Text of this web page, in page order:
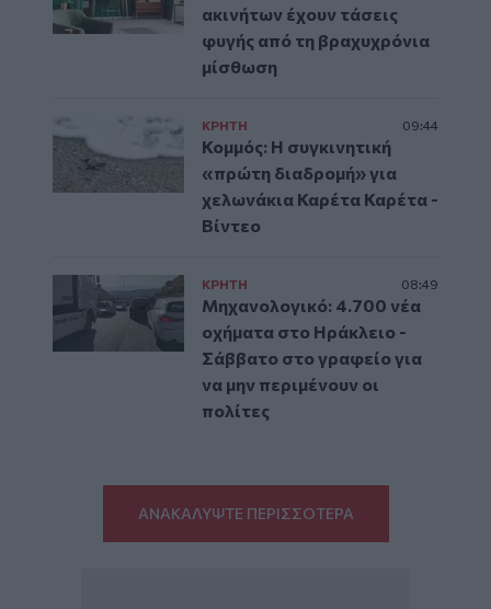
ακινήτων έχουν τάσεις
φυγής από τη βραχυχρόνια
μίσθωση
ΚΡΗΤΗ 09:44
Κομμός: Η συγκινητική
«πρώτη διαδρομή» για
χελωνάκια Καρέτα Καρέτα -
Βίντεο
ΚΡΗΤΗ 08:49
Μηχανολογικό: 4.700 νέα
οχήματα στο Ηράκλειο -
Σάββατο στο γραφείο για
να μην περιμένουν οι
πολίτες
ΑΝΑΚΑΛΥΨΤΕ ΠΕΡΙΣΣΟΤΕΡΑ